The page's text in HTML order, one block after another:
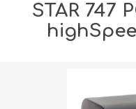
STAR 747